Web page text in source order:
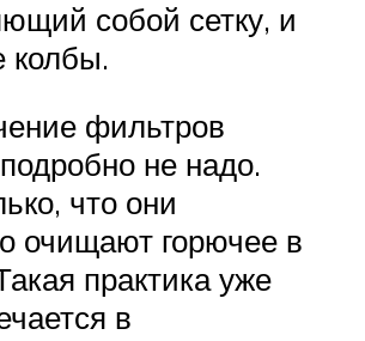
собой сетку, и
колбы.
фильтров
не надо.
что они
очищают горючее в
практика уже
в